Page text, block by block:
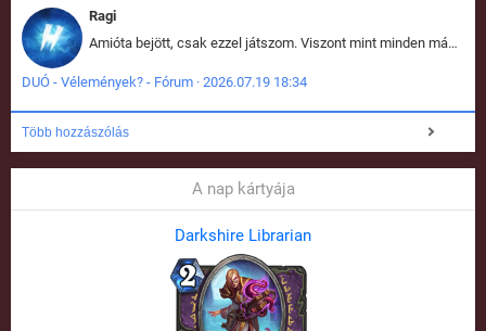
Ragi
Amióta bejött, csak ezzel játszom. Viszont mint minden más - akár az alapjáték is, ez is baromira összetett lett. Néha már pár kör után is esélytelen az egész. Vagy irreállisan túltápol valaki, vagy lelép a partner, vagy csak hülye mint a segg. És amikor eljönne az én időm, na akkor jön el mindenki másé is. Engem jobban érdekelne, hogy ki milyen ratingen szokott játszani. Na ez lenne egy érdekes adat.
DUÓ - Vélemények? - Fórum · 2026.07.19 18:34
Több hozzászólás
A nap kártyája
Darkshire Librarian